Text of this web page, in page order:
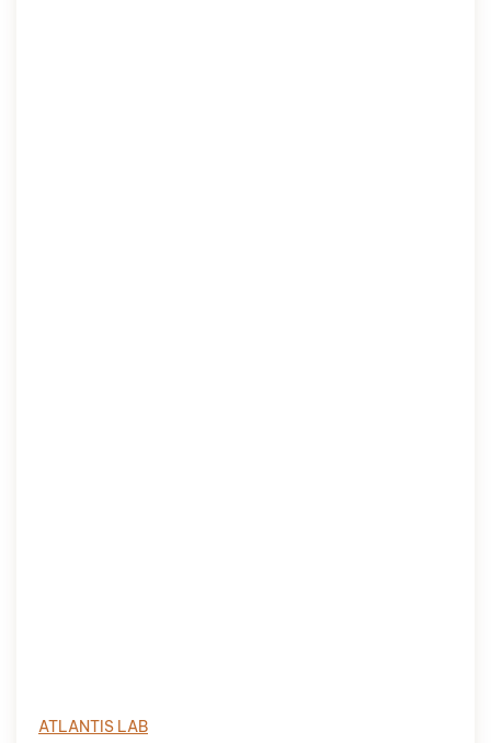
ATLANTIS LAB